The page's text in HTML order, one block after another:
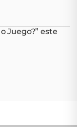
Juego?” este